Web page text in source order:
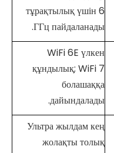
тұрақтылық үшін 6
ГГц пайдаланады.
WiFi 6E үлкен
құндылық; WiFi 7
болашаққа
дайындалады.
Ультра жылдам кең
жолақты толық